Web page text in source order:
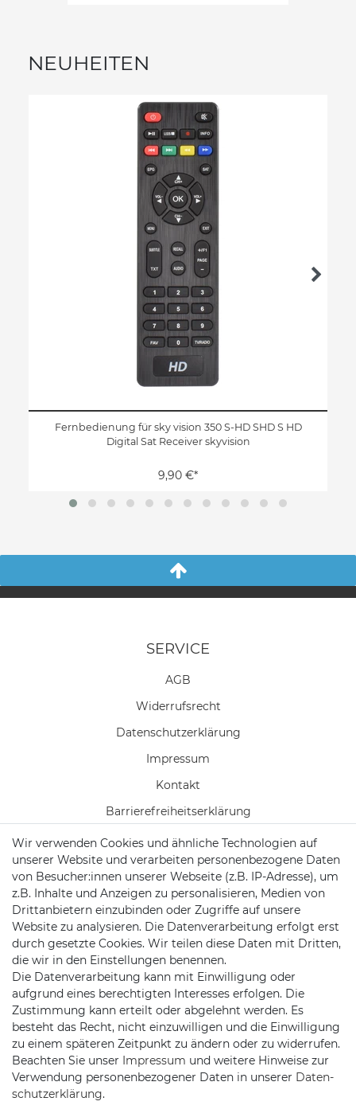
NEUHEITEN
Fernbedienung für sky vision 350 S-HD SHD S HD
Digital Sat Receiver skyvision
9,90 €*
SERVICE
AGB
Widerrufs­recht
Daten­schutz­erklärung
Impressum
Kontakt
Barrierefreiheitserklärung
Widerrufs­formular
Zahlung & Versand
Batteriehinweise
KONTAKT
Telefon:09721 / 9453362
Mail:info@satshopping.de
Wir verwenden Cookies und ähnliche Technologien auf
unserer Website und verarbeiten personenbezogene Daten
von Besucher:innen unserer Webseite (z.B. IP-Adresse), um
z.B. Inhalte und Anzeigen zu personalisieren, Medien von
Drittanbietern einzubinden oder Zugriffe auf unsere
Website zu analysieren. Die Datenverarbeitung erfolgt erst
durch gesetzte Cookies. Wir teilen diese Daten mit Dritten,
die wir in den Einstellungen benennen.
Die Datenverarbeitung kann mit Einwilligung oder
aufgrund eines berechtigten Interesses erfolgen. Die
Zustimmung kann erteilt oder abgelehnt werden. Es
besteht das Recht, nicht einzuwilligen und die Einwilligung
zu einem späteren Zeitpunkt zu ändern oder zu widerrufen.
Beachten Sie unser Impressum und weitere Hinweise zur
Verwendung personenbezogener Daten in unserer Daten­
schutz­erklärung.